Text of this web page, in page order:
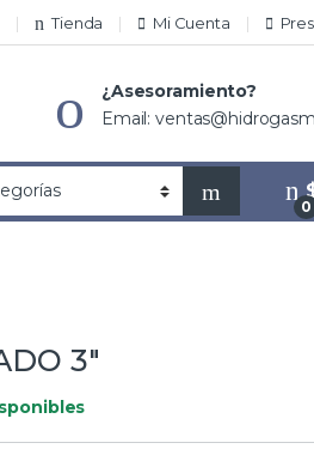
Tienda Mi Cuenta
¿Asesoramiento?
Email:
0
3″